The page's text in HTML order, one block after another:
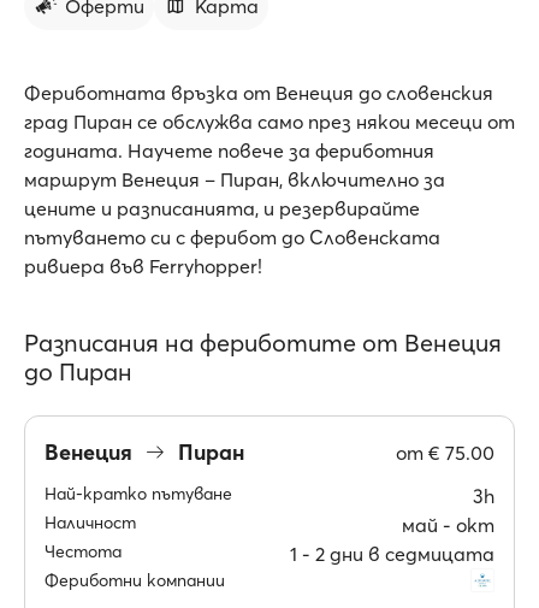
Оферти
Карта
Фериботната връзка от Венеция до словенския
град Пиран се обслужва само през някои месеци от
годината. Научете повече за фериботния
маршрут Венеция – Пиран, включително за
цените и разписанията, и резервирайте
пътуването си с ферибот до Словенската
ривиера във Ferryhopper!
Разписания на фериботите от Венеция
до Пиран
Венеция Пиран от € 75.00
Най-кратко пътуване 3h
Наличност май ‐ окт
Честота 1 ‐ 2 дни в седмицата
Фериботни компании